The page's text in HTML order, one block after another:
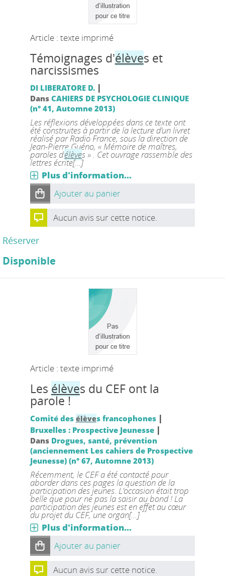
Article : texte imprimé
Témoignages d'élèves et
narcissismes
DI LIBERATORE D. |
Dans CAHIERS DE PSYCHOLOGIE CLINIQUE
(n° 41, Automne 2013)
Les réflexions développées dans ce texte ont
été construites à partir de la lecture d’un livret
réalisé par Radio France, sous la direction de
Jean-Pierre Guéno, « Mémoire de maîtres,
paroles d’élèves » . Cet ouvrage rassemble des
lettres écrite[...]
Plus d'information...
Ajouter au panier
Aucun avis sur cette notice.
Réserver
Disponible
Article : texte imprimé
Les élèves du CEF ont la
parole !
Comité des élèves francophones |
Bruxelles : Prospective Jeunesse|
Dans Drogues, santé, prévention
(anciennement Les cahiers de Prospective
Jeunesse) (n° 67, Automne 2013)
Récemment, le CEF a été contacté pour
aborder dans ces pages la question de la
participation des jeunes. L’occasion était trop
belle que pour ne pas la saisir au bond ! La
participation des jeunes est en effet au cœur
du projet du CEF, une organ[...]
Plus d'information...
Ajouter au panier
Aucun avis sur cette notice.